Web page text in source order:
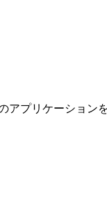
アプリケーション